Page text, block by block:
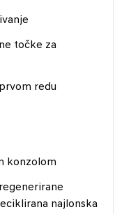
točke za
redu
konzolom
najlonska